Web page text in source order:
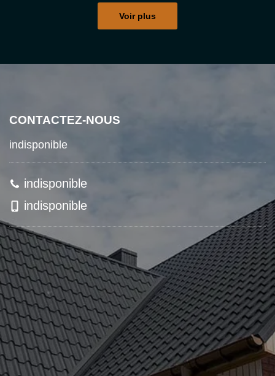
Voir plus
CONTACTEZ-NOUS
indisponible
indisponible
indisponible